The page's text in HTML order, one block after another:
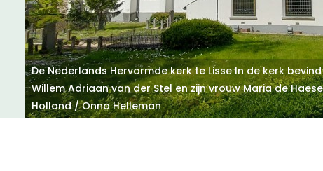
Meld een archeologische vondst
Nieuwsbrief
Nieuwsbrief
Voorwaarden
Privacyverklaring
De Nederlands Hervormde kerk te Lisse In de kerk
Willem Adriaan van der Stel en zijn vrouw Maria de
Holland / Onno Helleman